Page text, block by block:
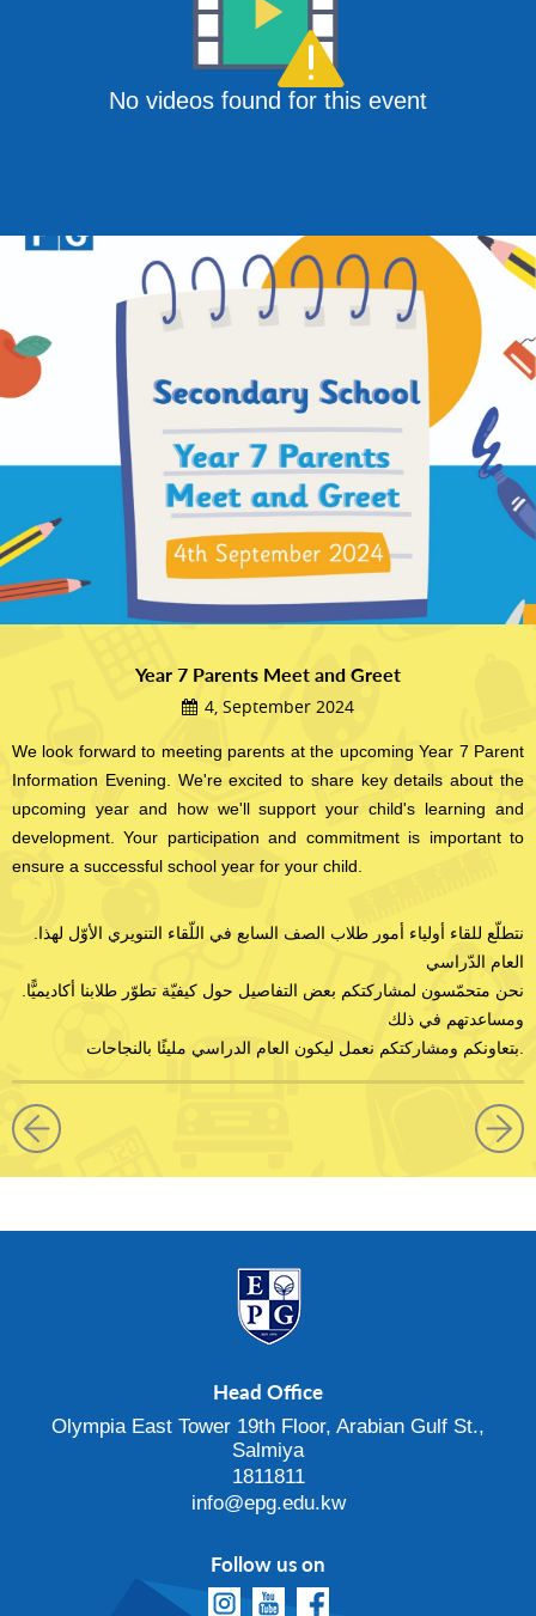
No videos found for this event
Year 7 Parents Meet and Greet
4, September 2024
We look forward to meeting parents at the upcoming Year 7 Parent
Information Evening. We're excited to share key details about the
upcoming year and how we'll support your child's learning and
development. Your participation and commitment is important to
ensure a successful school year for your child.
العام الدّراسي
ومساعدتهم في ذلك
Head Office
Olympia East Tower 19th Floor, Arabian Gulf St.,
Salmiya
1811811
info@epg.edu.kw
Follow us on